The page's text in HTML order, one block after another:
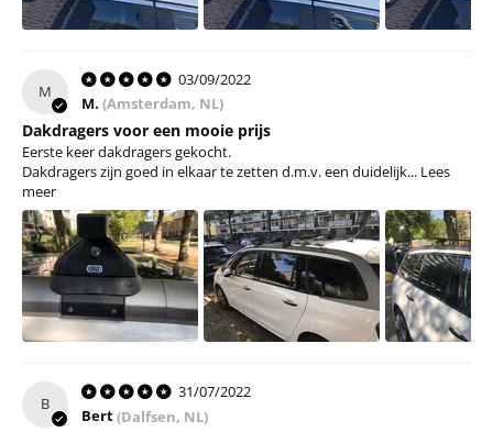
M
03/09/2022
M. (Amsterdam, NL)
Dakdragers voor een mooie prijs
Eerste keer dakdragers gekocht.
Dakdragers zijn goed in elkaar te zetten d.m.v. een duidelijk... Lees
meer
B
31/07/2022
Bert(Dalfsen, NL)